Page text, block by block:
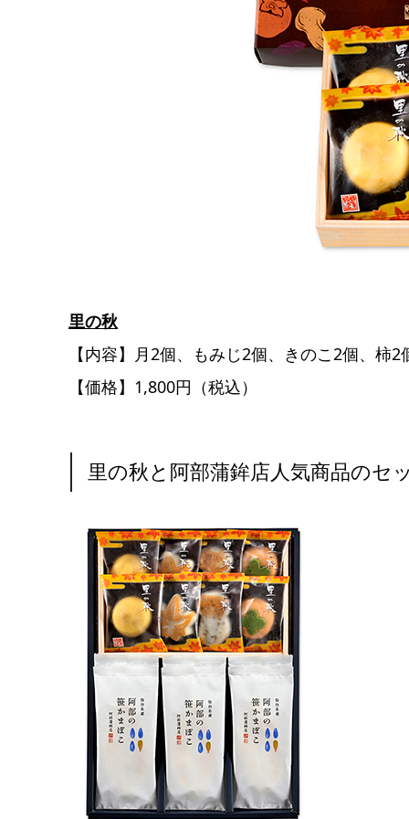
里の秋
【内容】月2個、もみじ2個、きのこ2個、柿2
【価格】1,800円（税込）
里の秋と阿部蒲鉾店人気商品のセ